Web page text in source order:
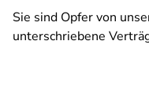
Sie sind Opfer von
unterschriebene